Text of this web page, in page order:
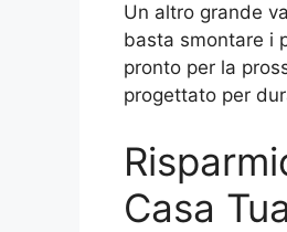
Un altro grande
basta smontare i
pronto per la
progettato per
Casa Tua